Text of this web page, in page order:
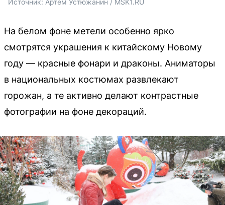
На белом фоне метели особенно ярко
смотрятся украшения к китайскому Новому
году — красные фонари и драконы. Аниматоры
в национальных костюмах развлекают
горожан, а те активно делают контрастные
фотографии на фоне декораций.